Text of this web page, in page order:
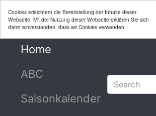
Cookies erleichtern die Bereitstellung der Inhalte dieser
Webseite. Mit der Nutzung dieser Webseite erklären Sie sich
damit einverstanden, dass wir Cookies verwenden.
Home
ABC
Saisonkalender